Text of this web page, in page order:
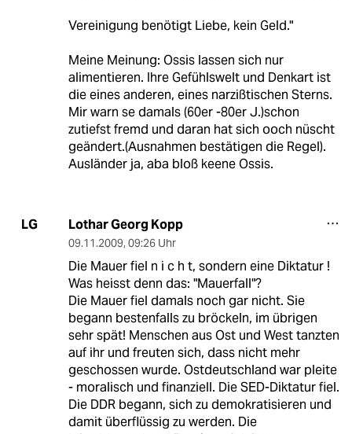
Vereinigung benötigt Liebe, kein Geld."
Meine Meinung: Ossis lassen sich nur
alimentieren. Ihre Gefühlswelt und Denkart ist
die eines anderen, eines narzißtischen Sterns.
Mir warn se damals (60er -80er J.)schon
zutiefst fremd und daran hat sich ooch nüscht
geändert.(Ausnahmen bestätigen die Regel).
Ausländer ja, aba bloß keene Ossis.
LG Lothar Georg Kopp
09.11.2009, 09:26 Uhr
Die Mauer fiel n i c h t, sondern eine Diktatur !
Was heisst denn das: "Mauerfall"?
Die Mauer fiel damals noch gar nicht. Sie
begann bestenfalls zu bröckeln, im übrigen
sehr spät! Menschen aus Ost und West tanzten
auf ihr und freuten sich, dass nicht mehr
geschossen wurde. Ostdeutschland war pleite
- moralisch und finanziell. Die SED-Diktatur fiel.
Die DDR begann, sich zu demokratisieren und
damit überflüssig zu werden. Die